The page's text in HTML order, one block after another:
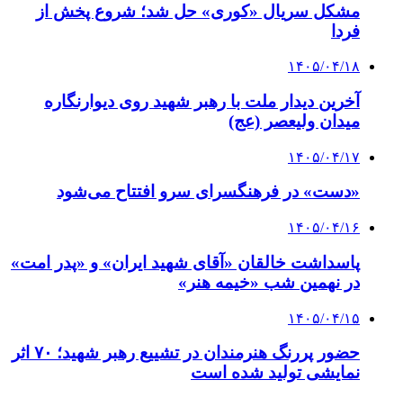
مشکل سریال «کوری» حل شد؛ شروع پخش از
فردا
۱۴۰۵/۰۴/۱۸
آخرین دیدار ملت با رهبر شهید روی دیوارنگاره
میدان ولیعصر (عج)
۱۴۰۵/۰۴/۱۷
«دست» در فرهنگسرای سرو افتتاح می‌شود
۱۴۰۵/۰۴/۱۶
پاسداشت خالقان «آقای شهید ایران» و «پدر امت»
در نهمین شب «خیمه هنر»
۱۴۰۵/۰۴/۱۵
حضور پررنگ هنرمندان در تشییع رهبر شهید؛ ۷۰ اثر
نمایشی تولید شده است